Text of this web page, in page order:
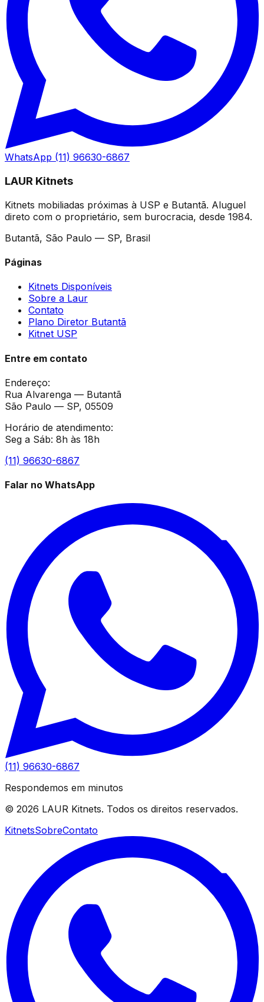
WhatsApp (11) 96630-6867
LAUR Kitnets
Kitnets mobiliadas próximas à USP e Butantã. Aluguel
direto com o proprietário, sem burocracia, desde 1984.
Butantã, São Paulo — SP, Brasil
Páginas
Kitnets Disponíveis
Sobre a Laur
Contato
Plano Diretor Butantã
Kitnet USP
Entre em contato
Endereço:
Rua Alvarenga — Butantã
São Paulo — SP, 05509
Horário de atendimento:
Seg a Sáb: 8h às 18h
(11) 96630-6867
Falar no WhatsApp
(11) 96630-6867
Respondemos em minutos
© 2026 LAUR Kitnets. Todos os direitos reservados.
KitnetsSobreContato